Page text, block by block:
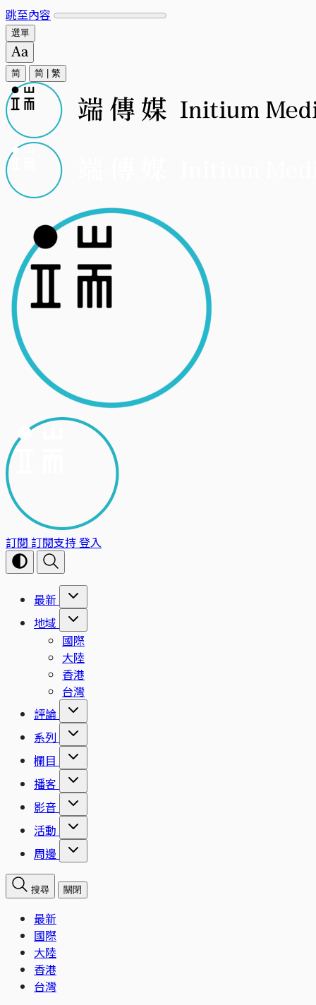
跳至內容
選單
简 简 繁
訂閱 訂閱支持登入
最新
地域
國際
大陸
香港
台灣
評論
系列
欄目
播客
影音
活動
周邊
搜尋 關閉
最新
國際
大陸
香港
台灣